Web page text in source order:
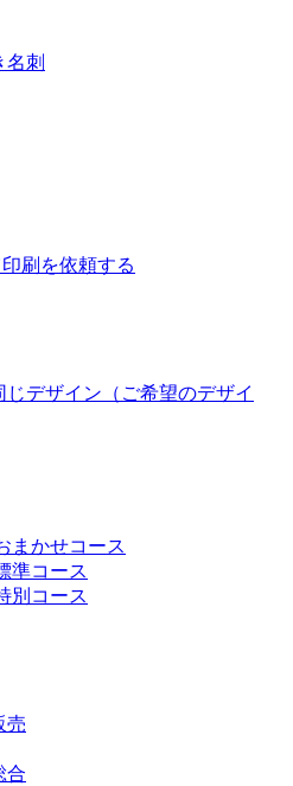
名刺
刷を依頼する
じデザイン（ご希望のデザイ
まかせコース
準コース
別コース
売
合